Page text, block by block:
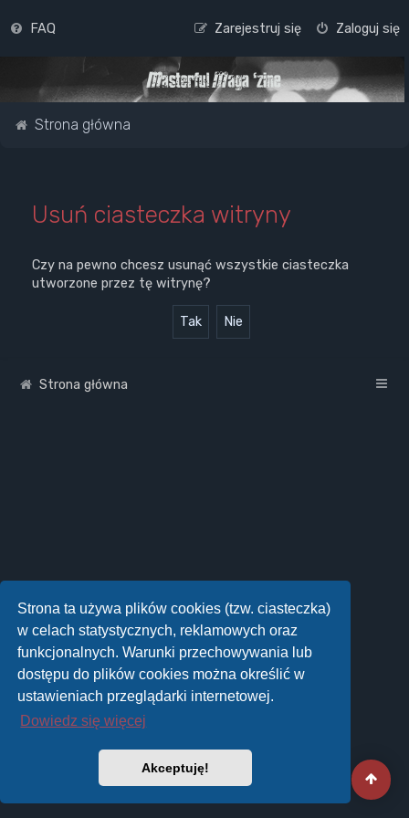
Strona ta używa plików cookies (tzw. ciasteczka)
w celach statystycznych, reklamowych oraz
funkcjonalnych. Warunki przechowywania lub
dostępu do plików cookies można określić w
ustawieniach przeglądarki internetowej.
Dowiedz się więcej
Akceptuję!
FAQ Zaloguj się
Zarejestruj się
Strona główna
Usuń ciasteczka witryny
Czy na pewno chcesz usunąć wszystkie ciasteczka
utworzone przez tę witrynę?
Strona główna